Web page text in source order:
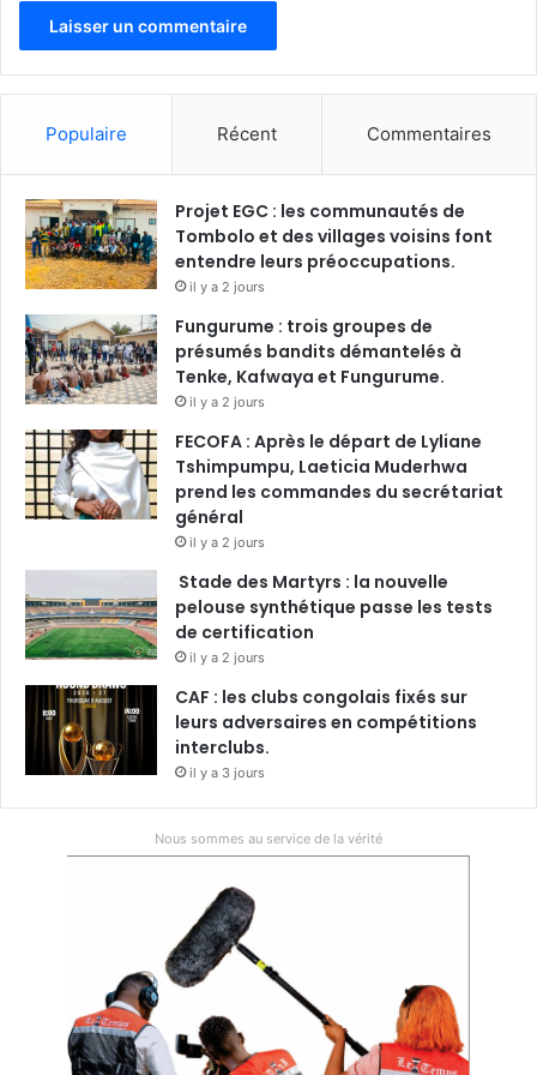
Populaire Récent Commentaires
Projet EGC : les communautés de
Tombolo et des villages voisins font
entendre leurs préoccupations.
il y a 2 jours
Fungurume : trois groupes de
présumés bandits démantelés à
Tenke, Kafwaya et Fungurume.
il y a 2 jours
FECOFA : Après le départ de Lyliane
Tshimpumpu, Laeticia Muderhwa
prend les commandes du secrétariat
général
il y a 2 jours
Stade des Martyrs : la nouvelle
pelouse synthétique passe les tests
de certification
il y a 2 jours
CAF : les clubs congolais fixés sur
leurs adversaires en compétitions
interclubs.
il y a 3 jours
Nous sommes au service de la vérité